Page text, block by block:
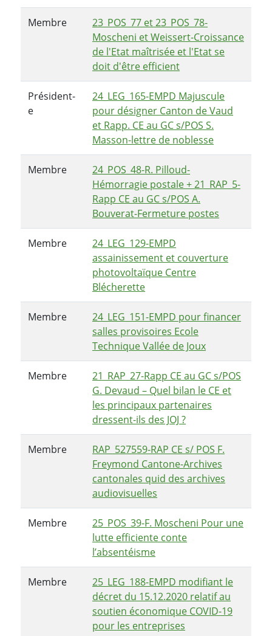
Membre
23_POS_77 et 23_POS_78-
Moscheni et Weissert-Croissance
de l'Etat maîtrisée et l'Etat se
doit d'être efficient
Président-
e
24_LEG_165-EMPD Majuscule
pour désigner Canton de Vaud
et Rapp. CE au GC s/POS S.
Masson-lettre de noblesse
Membre
24_POS_48-R. Pilloud-
Hémorragie postale + 21_RAP_5-
Rapp CE au GC s/POS A.
Bouverat-Fermeture postes
Membre
24_LEG_129-EMPD
assainissement et couverture
photovoltaïque Centre
Blécherette
Membre
24_LEG_151-EMPD pour financer
salles provisoires Ecole
Technique Vallée de Joux
Membre
21_RAP_27-Rapp CE au GC s/POS
G. Devaud – Quel bilan le CE et
les principaux partenaires
dressent-ils des JOJ ?
Membre
RAP_527559-RAP CE s/ POS F.
Freymond Cantone-Archives
cantonales quid des archives
audiovisuelles
Membre
25_POS_39-F. Moscheni Pour une
lutte efficiente conte
l’absentéisme
Membre
25_LEG_188-EMPD modifiant le
décret du 15.12.2020 relatif au
soutien économique COVID-19
pour les entreprises